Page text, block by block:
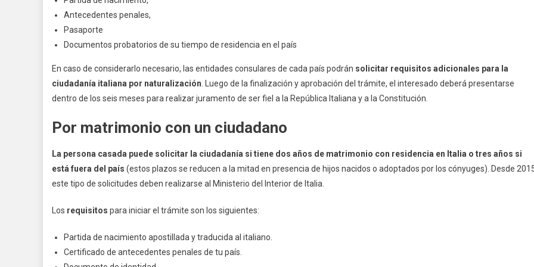
Antecedentes penales,
Pasaporte
Documentos probatorios de su tiempo de residencia en el país
En caso de considerarlo necesario, las entidades consulares de cada país podrán solicitar requisitos adicionales para la
ciudadanía italiana por naturalización . Luego de la finalización y aprobación del trámite, el interesado deberá presentarse
dentro de los seis meses para realizar juramento de ser fiel a la República Italiana y a la Constitución.
Por matrimonio con un ciudadano
La persona casada puede solicitar la ciudadanía si tiene dos años de matrimonio con residencia en Italia o tres años si
está fuera del país (estos plazos se reducen a la mitad en presencia de hijos nacidos o adoptados por los cónyuges). Desde
este tipo de solicitudes deben realizarse al Ministerio del Interior de Italia.
Los requisitos para iniciar el trámite son los siguientes:
Partida de nacimiento apostillada y traducida al italiano.
Certificado de antecedentes penales de tu país.